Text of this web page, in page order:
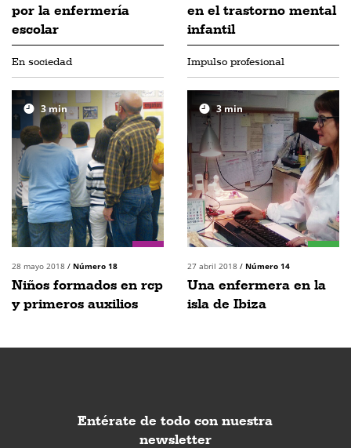
por la enfermería
escolar
en el trastorno mental
infantil
En sociedad
3min
28 mayo 2018 / Número 18
Niños formados en rcp
y primeros auxilios
Impulso profesional
3min
27 abril 2018 / Número 14
Una enfermera en la
isla de Ibiza
Entérate de todo con nuestra
newsletter